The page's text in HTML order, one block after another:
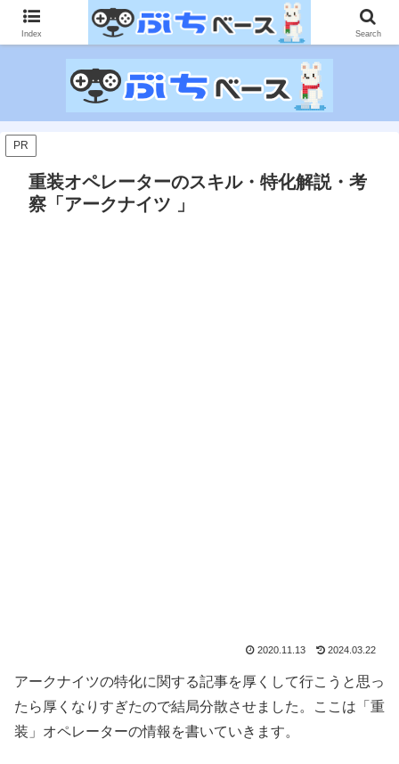
ゲームに課金して得た情報をゲーム記事に仕上げて、収益以上の課金をする無
限機関サイトです。
PR
重装オペレーターのスキル・特化解説・考
察「アークナイツ 」
2020.11.13 2024.03.22
アークナイツの特化に関する記事を厚くして行こうと思っ
たら厚くなりすぎたので結局分散させました。ここは「重
装」オペレーターの情報を書いていきます。
Index Search